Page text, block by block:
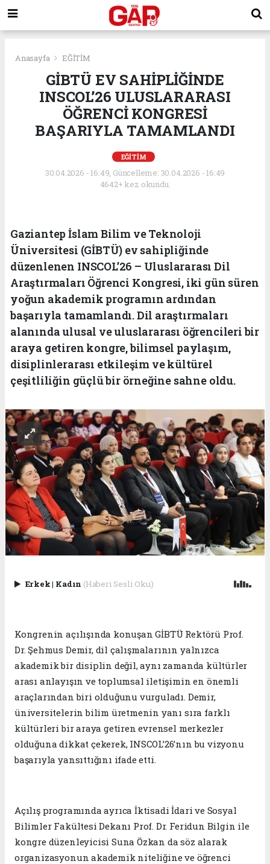
Anasayfa EĞİTİM
GİBTÜ EV SAHİPLİĞİNDE
INSCOL’26 ULUSLARARASI
ÖĞRENCİ KONGRESİ
BAŞARIYLA TAMAMLANDI
EĞİTİM
30.04.2026 - 16:49, Güncelleme: 30.04.2026 - 16:49
4642+ kez okundu.
Gaziantep İslam Bilim ve Teknoloji
Üniversitesi (GİBTÜ) ev sahipliğinde
düzenlenen INSCOL’26 – Uluslararası Dil
Araştırmaları Öğrenci Kongresi, iki gün süren
yoğun akademik programın ardından
başarıyla tamamlandı. Dil araştırmaları
alanında ulusal ve uluslararası öğrencileri bir
araya getiren kongre, bilimsel paylaşım,
disiplinlerarası etkileşim ve kültürel
çeşitliliğin güçlü bir örneğine sahne oldu.
Erkek| Kadın (Haberi Sesli Oku)
Kongrenin açılışında konuşan GİBTÜ Rektörü Prof.
Dr. Şehmus Demir, dil çalışmalarının yalnızca
akademik bir disiplin değil, aynı zamanda kültürler
arası anlayışın ve toplumsal iletişimin en önemli
araçlarından biri olduğunu vurguladı. Demir,
üniversitelerin bilim üretmenin yanı sıra farklı
kültürleri bir araya getiren evrensel merkezler
olduğuna dikkat çekerek, INSCOL’26’nın bu vizyonu
başarıyla yansıttığını ifade etti.
Açılış programında ayrıca İktisadi İdari ve Sosyal
Bilimler Fakültesi Dekanı Prof. Dr. Feridun Bilgin ile
kongre düzenleyicisi Suna Özkan da söz alarak
organizasyonun akademik niteliğine ve öğrenci